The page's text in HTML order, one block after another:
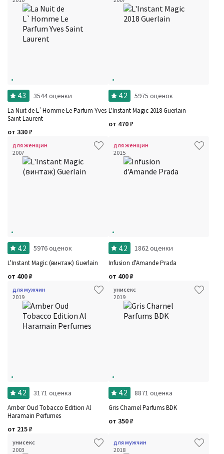
4.3 3544 оценки
La Nuit de L`Homme Le Parfum Yves
Saint Laurent
от 330₽
4.2 5975 оценок
L'Instant Magic 2018 Guerlain
от 470₽
для женщин
2007
4.2 5976 оценок
L'Instant Magic (винтаж) Guerlain
от 400₽
для женщин
2015
4.2 1862 оценки
Infusion d'Amande Prada
от 400₽
для мужчин
2019
4.2 3171 оценка
Amber Oud Tobacco Edition Al
Haramain Perfumes
от 215₽
унисекс
2019
4.2 8871 оценка
Gris Charnel Parfums BDK
от 350₽
унисекс
2003
для мужчин
2018